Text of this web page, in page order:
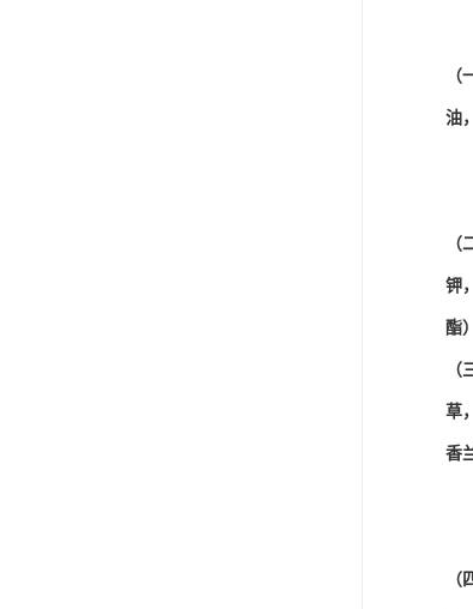
油
钾
酯
草
香